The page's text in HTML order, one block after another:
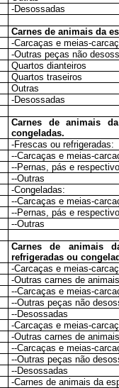
-Desossadas
Carnes de animais da
-Carcaças e meias-
-Outras peças não
Quartos dianteiros
Quartos traseiros
Outras
-Desossadas
Carnes de animais
congeladas.
-Frescas ou refrigeradas:
--Carcaças e meias-
--Pernas, pás e
--Outras
-Congeladas:
--Carcaças e meias-
--Pernas, pás e
--Outras
Carnes de animais
refrigeradas ou
-Carcaças e meias-
-Outras carnes de
--Carcaças e meias-
--Outras peças não
--Desossadas
-Carcaças e meias-
-Outras carnes de
--Carcaças e meias-
--Outras peças não
--Desossadas
-Carnes de animais da